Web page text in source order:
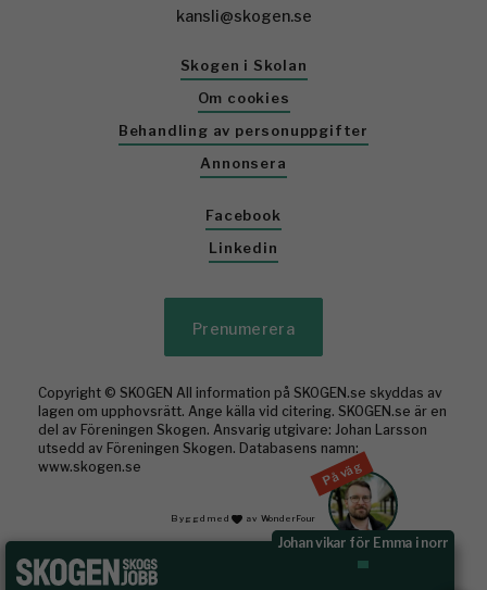
På väg
Johan vikar för Emma i norr
kansli@skogen.se
Skogen i Skolan
Om cookies
Behandling av personuppgifter
Annonsera
Facebook
Linkedin
Prenumerera
Copyright © SKOGEN All information på SKOGEN.se skyddas av
lagen om upphovsrätt. Ange källa vid citering. SKOGEN.se är en
del av Föreningen Skogen. Ansvarig utgivare: Johan Larsson
utsedd av Föreningen Skogen. Databasens namn:
www.skogen.se
Byggd med av WonderFour